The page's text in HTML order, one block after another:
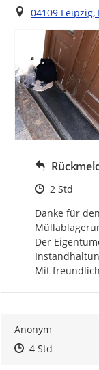
Ort
04109
Zeitpunkt
2 Std
Danke für
Der
Mit
Anonym
Zeitpunkt des
Zeitpunkt des
4 StdZur